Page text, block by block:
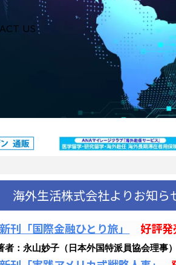
US
海外生活株式会社よりお知ら
刊「国際金融ひとり旅」 好評発
者：永山妙子（日本外国特派員協会理事）